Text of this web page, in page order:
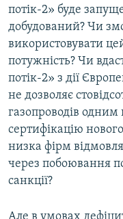
потік-2» буде
добудований? Чи
використовувати
потужність? Чи
потік-2» з дії
не дозволяє
газопроводів
сертифікацію
низка фірм
через побоювання
санкції?
Але в умовах